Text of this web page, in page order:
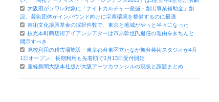
大阪府がソワレ対象に「ナイトカルチャー発掘・創出事業補助金」創
設、芸術団体がインバウンド向けに字幕環境を整備するのに最適
芸術文化振興基金の採択件数で、東京と地域がやっと半々になった
枝光本町商店街アイアンシアターは市原幹也氏退任の理由をきちんと
開示すべき
廃校利用の稽古場施設・東京都台東区立たなか舞台芸術スタジオが4月
1日オープン、長期利用も先着順で1月13日受付開始
産経新聞大阪本社版が大阪アーツカウンシルの現状と課題まとめ